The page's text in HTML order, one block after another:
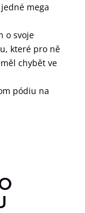
mega
o svoje
které pro ně
chybět ve
pódiu na